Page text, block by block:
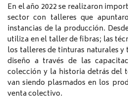
En el año 2022 se realizaron
sector con talleres que
instancias de la producción.
utiliza en el taller de fibras; las
los talleres de tinturas naturales y
diseño a través de las
colección y la historia detrás del
van siendo plasmados en los
venta colectivo.